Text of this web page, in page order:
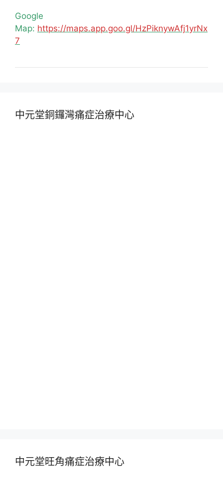
Google
Map: https://maps.app.goo.gl/HzPiknywAfj1yrNx
7
中元堂銅鑼灣痛症治療中心
中元堂旺角痛症治療中心